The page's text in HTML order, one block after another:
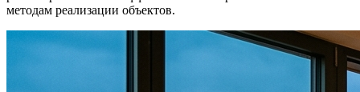
методам реализации объектов.